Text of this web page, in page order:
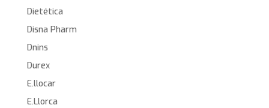
Dietética
Disna Pharm
Dnins
Durex
E.llocar
E.Llorca